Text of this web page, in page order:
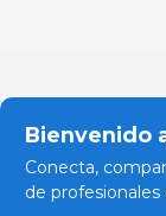
Bienvenido
Conecta,
de